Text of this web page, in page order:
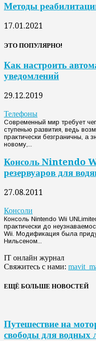
Методы
17.01.2021
ЭТО ПОПУЛЯРНО!
Как настроить
уведомлений
29.12.2019
Телефоны
Современный мир требует
ступенью развития, ведь
практически безграничны, а
новому,...
Консоль Nintendo
резервуаров для
27.08.2011
Консоли
Консоль Nintendo Wii
практически до
Wii. Модификация была
Нильсеном...
IT онлайн журнал
Свяжитесь с нами:
ЕЩЁ БОЛЬШЕ НОВОСТЕЙ
Путешествие на
свободы для водных